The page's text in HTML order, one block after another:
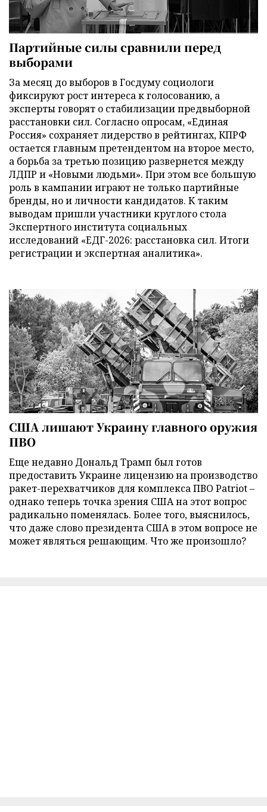
Партийные силы сравнили перед
выборами
За месяц до выборов в Госдуму социологи
фиксируют рост интереса к голосованию, а
эксперты говорят о стабилизации предвыборной
расстановки сил. Согласно опросам, «Единая
Россия» сохраняет лидерство в рейтингах, КПРФ
остается главным претендентом на второе место,
а борьба за третью позицию развернется между
ЛДПР и «Новыми людьми». При этом все большую
роль в кампании играют не только партийные
бренды, но и личности кандидатов. К таким
выводам пришли участники круглого стола
Экспертного института социальных
исследований «ЕДГ-2026: расстановка сил. Итоги
регистрации и экспертная аналитика».
США лишают Украину главного оружия
ПВО
Еще недавно Дональд Трамп был готов
предоставить Украине лицензию на производство
ракет-перехватчиков для комплекса ПВО Patriot –
однако теперь точка зрения США на этот вопрос
радикально поменялась. Более того, выяснилось,
что даже слово президента США в этом вопросе не
может являться решающим. Что же произошло?